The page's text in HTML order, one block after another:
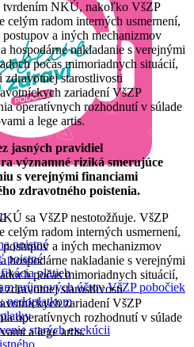
poistné
poistné
platieb
príjmových účtov VšZP pobočiek
nedoplatkom
starých exekúcii
tvrdením NKÚ, nakoľko VšZP
celým radom interných usmernení,
a iných mechanizmov
hospodárne nakladanie s verejnými
počas mimoriadnych situácií,
zdravotnej starostlivosti
zariadení VšZP
operatívnych rozhodnutí v súlade
a lege artis.
jasných pravidiel
významné riziká smerujúce
s verejnými financiami
zdravotného poistenia.
sa VšZP nestotožňuje. VšZP
celým radom interných usmernení,
a iných mechanizmov
hospodárne nakladanie s verejnými
počas mimoriadnych situácií,
zdravotnej starostlivosti
zariadení VšZP
operatívnych rozhodnutí v súlade
a lege artis.